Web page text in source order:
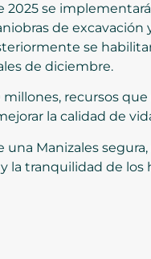
2025 se
de excavación
se
de diciembre.
recursos que
la calidad de
Manizales
la tranquilidad de los